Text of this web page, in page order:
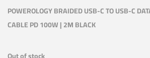
POWEROLOGY BRAIDED USB-C TO USB-C
CABLE PD 100W | 2M BLACK